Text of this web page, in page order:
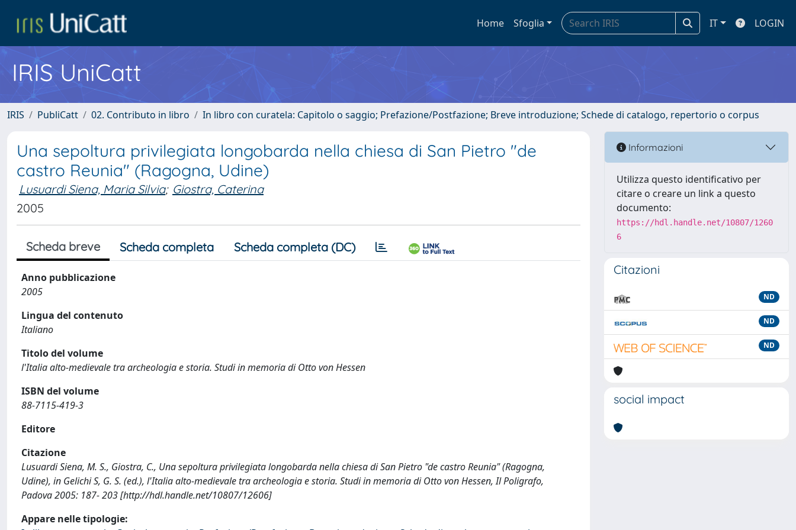
Home Sfoglia IT LOGIN
IRIS UniCatt
IRIS PubliCatt 02. Contributo in libro In libro con curatela: Capitolo o saggio; Prefazione/Postfazione; Breve introduzione; Schede di catalogo, repertorio o corpus
Una sepoltura privilegiata longobarda nella chiesa di San Pietro "de
castro Reunia" (Ragogna, Udine)
Lusuardi Siena, Maria Silvia; Giostra, Caterina
2005
Scheda breve Scheda completa Scheda completa (DC)
Anno pubblicazione
2005
Lingua del contenuto
Italiano
Titolo del volume
l'Italia alto-medievale tra archeologia e storia. Studi in memoria di Otto von Hessen
ISBN del volume
88-7115-419-3
Editore
Citazione
Lusuardi Siena, M. S., Giostra, C., Una sepoltura privilegiata longobarda nella chiesa di San Pietro "de castro Reunia" (Ragogna,
Udine), in Gelichi S, G. S. (ed.), l'Italia alto-medievale tra archeologia e storia. Studi in memoria di Otto von Hessen, Il Poligrafo,
Padova 2005: 187- 203 [http://hdl.handle.net/10807/12606]
Appare nelle tipologie:
Informazioni
Utilizza questo identificativo per
citare o creare un link a questo
documento:
https://hdl.handle.net/10807/1260
6
Citazioni
ND
ND
ND
social impact